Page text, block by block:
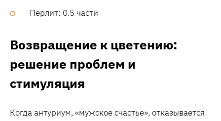
Перлит: 0.5 части
Возвращение к цветению:
решение проблем и
стимуляция
Когда антуриум, «мужское счастье», отказывается